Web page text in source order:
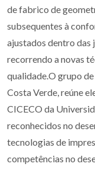
de fabrico de
subsequentes à
ajustados dentro das
recorrendo a novas
qualidade.O grupo
Costa Verde, reúne
CICECO da
reconhecidos no
tecnologias de
competências no